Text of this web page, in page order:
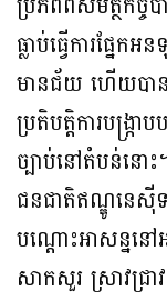
ធ្លាប់ធ្វើការផ្នែ
មានជ័យ ហើយបាន
ប្រតិបត្តិការបង្ក្រ
ច្បាប់នៅតំបន់នោះ
ជនជាតិឥណ្ឌូនេស៊ី
បណ្តោះអាសន្ននៅ
សាកសួរ ស្រាវជ្រា